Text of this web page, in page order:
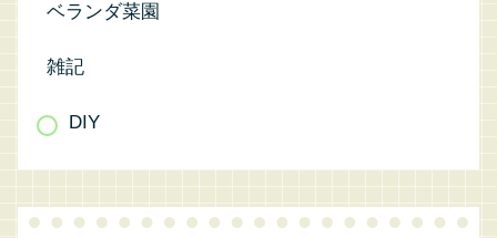
ベランダ菜園
雑記
DIY